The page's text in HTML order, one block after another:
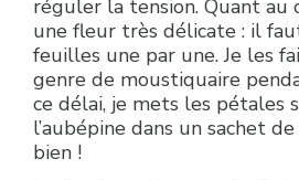
réguler la tension. Quant au
une fleur très délicate : il
feuilles une par une. Je les
genre de moustiquaire
ce délai, je mets les pétales
l’aubépine dans un sachet
bien !